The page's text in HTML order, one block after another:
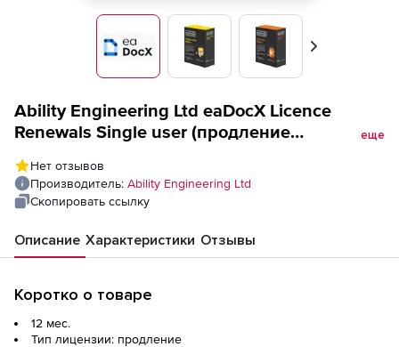
Вперед
Ability Engineering Ltd eaDocX Licence
Renewals Single user (продление
support)
еще
Нет отзывов
Производитель: Ability Engineering Ltd
Скопировать ссылку
Описание Характеристики Отзывы
Коротко о товаре
12 мес.
Тип лицензии: продление